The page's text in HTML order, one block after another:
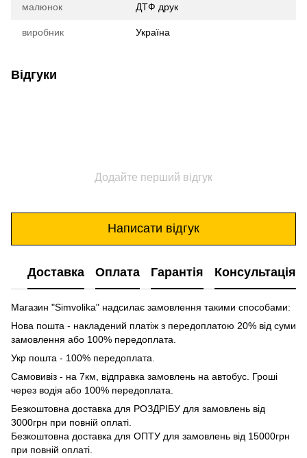
малюнок ДТФ друк
виробник Україна
Відгуки
Додайте перший відгук
Написати відгук
Доставка Оплата Гарантія Консультація
Магазин "Simvolika" надсилає замовлення такими способами:
Нова пошта - накладений платіж з передоплатою 20% від суми
замовлення або 100% передоплата.
Укр пошта - 100% передоплата.
Самовивіз - на 7км, відправка замовлень на автобус. Гроші
через водія або 100% передоплата.
Безкоштовна доставка для РОЗДРІБУ для замовлень від
3000грн при повній оплаті.
Безкоштовна доставка для ОПТУ для замовлень від 15000грн
при повній оплаті.